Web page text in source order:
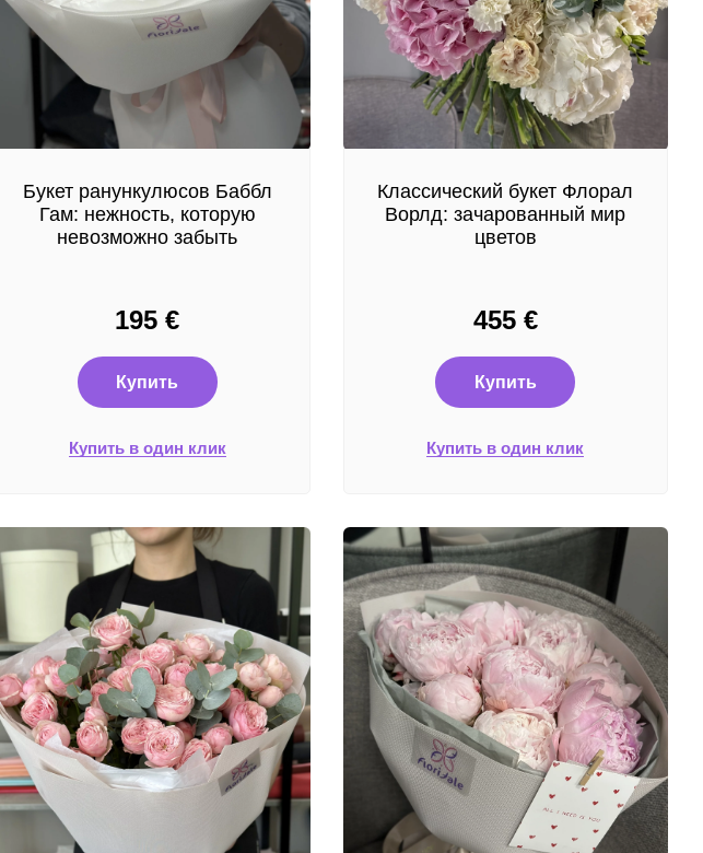
Букет ранункулюсов Баббл
Гам: нежность, которую
невозможно забыть
195€
Купить
Купить в один клик
Классический букет Флорал
Ворлд: зачарованный мир
цветов
455 €
Купить
Купить в один клик